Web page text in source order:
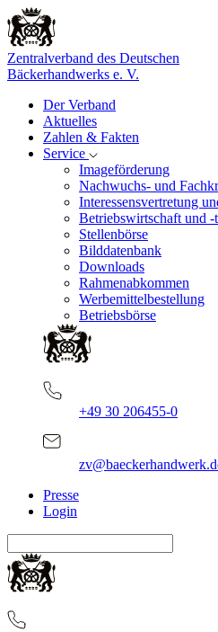
Zentralverband des Deutschen
Bäckerhandwerks e. V.
Der Verband
Aktuelles
Zahlen & Fakten
Service
Imageförderung
Nachwuchs- und
Interessensvertretung
Betriebswirtschaft und -
Stellenbörse
Bilddatenbank
Downloads
Rahmenabkommen
Werbemittelbestellung
Betriebsbörse
+49 30 206455-0
Presse
Login